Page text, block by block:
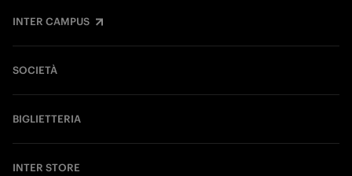
INTER CAMPUS
SOCIETÀ
BIGLIETTERIA
INTER STORE